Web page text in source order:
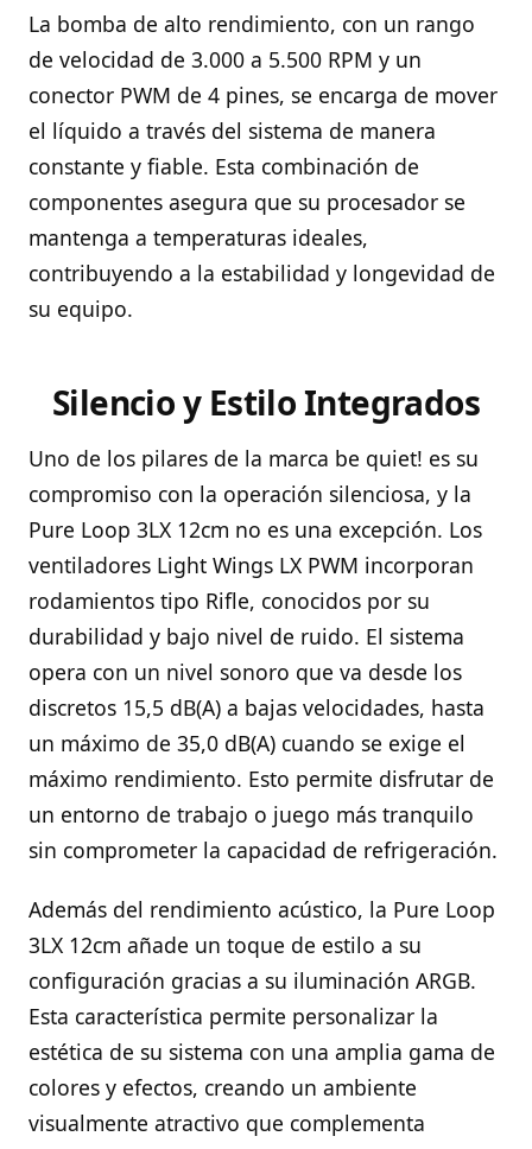
La bomba de alto rendimiento, con un rango
de velocidad de 3.000 a 5.500 RPM y un
conector PWM de 4 pines, se encarga de mover
el líquido a través del sistema de manera
constante y fiable. Esta combinación de
componentes asegura que su procesador se
mantenga a temperaturas ideales,
contribuyendo a la estabilidad y longevidad de
su equipo.
Silencio y Estilo Integrados
Uno de los pilares de la marca be quiet! es su
compromiso con la operación silenciosa, y la
Pure Loop 3LX 12cm no es una excepción. Los
ventiladores Light Wings LX PWM incorporan
rodamientos tipo Rifle, conocidos por su
durabilidad y bajo nivel de ruido. El sistema
opera con un nivel sonoro que va desde los
discretos 15,5 dB(A) a bajas velocidades, hasta
un máximo de 35,0 dB(A) cuando se exige el
máximo rendimiento. Esto permite disfrutar de
un entorno de trabajo o juego más tranquilo
sin comprometer la capacidad de refrigeración.
Además del rendimiento acústico, la Pure Loop
3LX 12cm añade un toque de estilo a su
configuración gracias a su iluminación ARGB.
Esta característica permite personalizar la
estética de su sistema con una amplia gama de
colores y efectos, creando un ambiente
visualmente atractivo que complementa